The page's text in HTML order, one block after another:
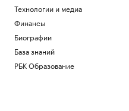
освободить осужденного в
морпеха
Политика
Премьера «Одиссеи»
на поэму Гомера в России
Общество
Назван топ-30 самых
Технологии и медиа
Финансы
Биографии
База знаний
РБК Образование